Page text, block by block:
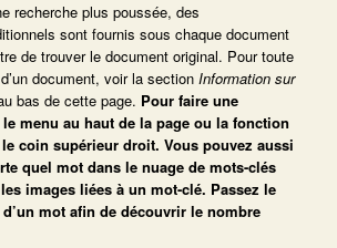
recherche plus poussée, des
sont fournis sous chaque document
de trouver le document original. Pour toute
document, voir la section Information sur
bas de cette page. Pour faire une
menu au haut de la page ou la fonction
le coin supérieur droit. Vous pouvez aussi
quel mot dans le nuage de mots-clés
images liées à un mot-clé. Passez le
mot afin de découvrir le nombre